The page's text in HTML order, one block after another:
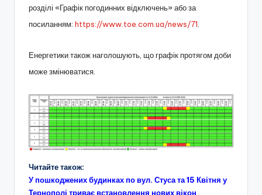
розділі «Графік погодинних відключень» або за
посиланням: https://www.toe.com.ua/news/71
Енергетики також наголошують, що графік протягом доби
може змінюватися.
Читайте також:
У пошкоджених будинках по вул. Стуса та 15 Квітня у
Тернополі триває встановлення нових вікон